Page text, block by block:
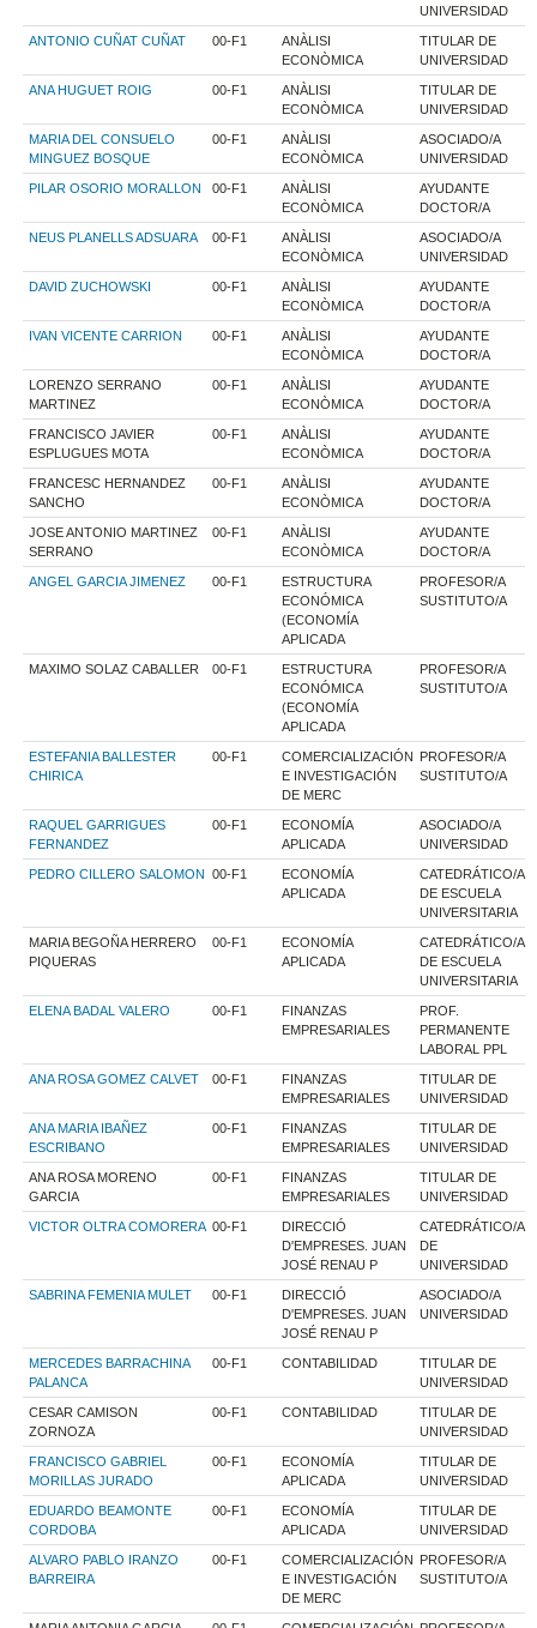
UNIVERSIDAD
ANTONIO CUÑAT CUÑAT 00-F1
ANÀLISI
ECONÒMICA
TITULAR DE
UNIVERSIDAD
ANA HUGUET ROIG 00-F1
ANÀLISI
ECONÒMICA
TITULAR DE
UNIVERSIDAD
MARIA DEL CONSUELO
MINGUEZ BOSQUE
00-F1
ANÀLISI
ECONÒMICA
ASOCIADO/A
UNIVERSIDAD
PILAR OSORIO MORALLON 00-F1
ANÀLISI
ECONÒMICA
AYUDANTE
DOCTOR/A
NEUS PLANELLS ADSUARA 00-F1
ANÀLISI
ECONÒMICA
ASOCIADO/A
UNIVERSIDAD
DAVID ZUCHOWSKI 00-F1
ANÀLISI
ECONÒMICA
AYUDANTE
DOCTOR/A
IVAN VICENTE CARRION 00-F1
ANÀLISI
ECONÒMICA
AYUDANTE
DOCTOR/A
LORENZO SERRANO
MARTINEZ
00-F1
ANÀLISI
ECONÒMICA
AYUDANTE
DOCTOR/A
FRANCISCO JAVIER
ESPLUGUES MOTA
00-F1
ANÀLISI
ECONÒMICA
AYUDANTE
DOCTOR/A
FRANCESC HERNANDEZ
SANCHO
00-F1
ANÀLISI
ECONÒMICA
AYUDANTE
DOCTOR/A
JOSE ANTONIO MARTINEZ
SERRANO
00-F1
ANÀLISI
ECONÒMICA
AYUDANTE
DOCTOR/A
ANGEL GARCIA JIMENEZ 00-F1
ESTRUCTURA
ECONÓMICA
(ECONOMÍA
APLICADA
PROFESOR/A
SUSTITUTO/A
MAXIMO SOLAZ CABALLER 00-F1
ESTRUCTURA
ECONÓMICA
(ECONOMÍA
APLICADA
PROFESOR/A
SUSTITUTO/A
ESTEFANIA BALLESTER
CHIRICA
00-F1
COMERCIALIZACIÓN
E INVESTIGACIÓN
DE MERC
PROFESOR/A
SUSTITUTO/A
RAQUEL GARRIGUES
FERNANDEZ
00-F1
ECONOMÍA
APLICADA
ASOCIADO/A
UNIVERSIDAD
PEDRO CILLERO SALOMON 00-F1
ECONOMÍA
APLICADA
CATEDRÁTICO/A
DE ESCUELA
UNIVERSITARIA
MARIA BEGOÑA HERRERO
PIQUERAS
00-F1
ECONOMÍA
APLICADA
CATEDRÁTICO/A
DE ESCUELA
UNIVERSITARIA
ELENA BADAL VALERO 00-F1
FINANZAS
EMPRESARIALES
PROF.
PERMANENTE
LABORAL PPL
ANA ROSA GOMEZ CALVET 00-F1
FINANZAS
EMPRESARIALES
TITULAR DE
UNIVERSIDAD
ANA MARIA IBAÑEZ
ESCRIBANO
00-F1
FINANZAS
EMPRESARIALES
TITULAR DE
UNIVERSIDAD
ANA ROSA MORENO
GARCIA
00-F1
FINANZAS
EMPRESARIALES
TITULAR DE
UNIVERSIDAD
VICTOR OLTRA COMORERA 00-F1
DIRECCIÓ
D'EMPRESES. JUAN
JOSÉ RENAU P
CATEDRÁTICO/A
DE
UNIVERSIDAD
SABRINA FEMENIA MULET 00-F1
DIRECCIÓ
D'EMPRESES. JUAN
JOSÉ RENAU P
ASOCIADO/A
UNIVERSIDAD
MERCEDES BARRACHINA
PALANCA
00-F1 CONTABILIDAD
TITULAR DE
UNIVERSIDAD
CESAR CAMISON
ZORNOZA
00-F1 CONTABILIDAD
TITULAR DE
UNIVERSIDAD
FRANCISCO GABRIEL
MORILLAS JURADO
00-F1
ECONOMÍA
APLICADA
TITULAR DE
UNIVERSIDAD
EDUARDO BEAMONTE
CORDOBA
00-F1
ECONOMÍA
APLICADA
TITULAR DE
UNIVERSIDAD
ALVARO PABLO IRANZO
BARREIRA
00-F1
COMERCIALIZACIÓN
E INVESTIGACIÓN
DE MERC
PROFESOR/A
SUSTITUTO/A